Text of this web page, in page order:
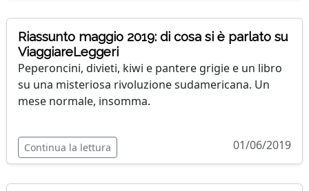
Riassunto maggio 2019: di cosa si è parlato su
ViaggiareLeggeri
Peperoncini, divieti, kiwi e pantere grigie e un libro
su una misteriosa rivoluzione sudamericana. Un
mese normale, insomma.
Continua la lettura 01/06/2019